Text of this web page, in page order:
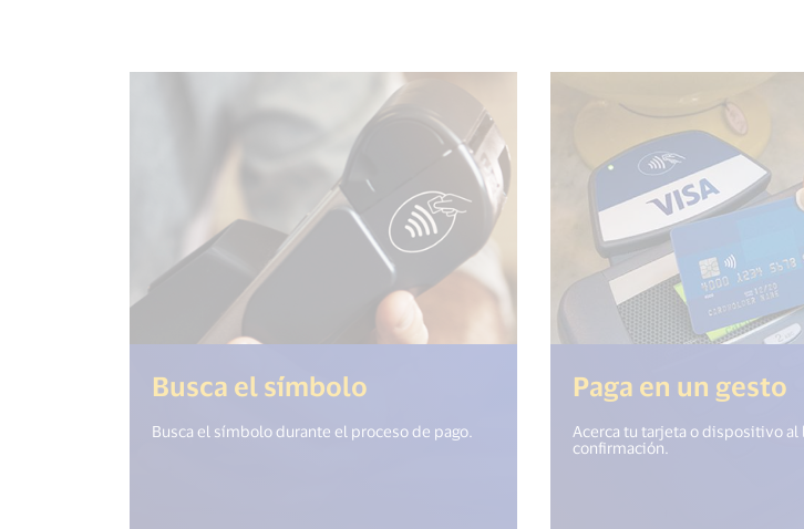
Busca el símbolo
Busca el símbolo durante el proceso de pago.
Paga en un gesto
Acerca tu tarjeta o dispositivo al
confirmación.